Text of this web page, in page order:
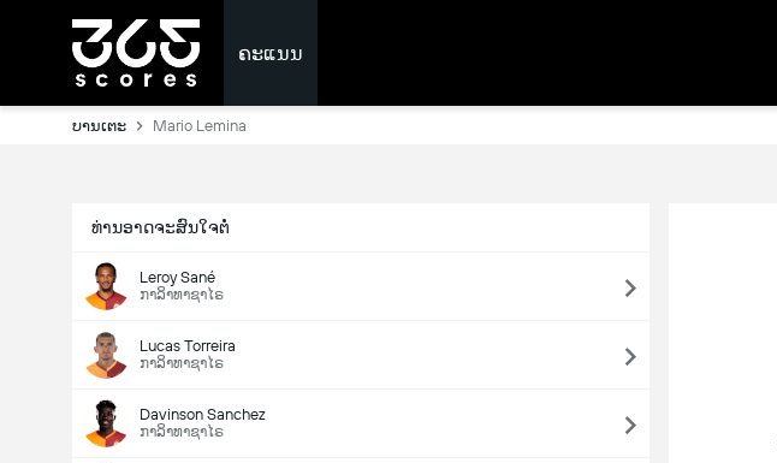
ຄະແນນ
ບານເຕະ Mario Lemina
ທ່ານອາດຈະສົນໃຈຕໍ່
Leroy Sané
ກາລິາທາຊາໄຣ
Lucas Torreira
ກາລິາທາຊາໄຣ
Davinson Sanchez
ກາລິາທາຊາໄຣ